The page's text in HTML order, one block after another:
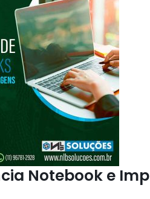
Notebook e